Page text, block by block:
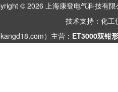
© 2026 上海康登电气科技有
技术支持： 化工
）主营： ET3000双钳